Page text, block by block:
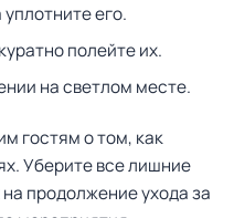
его.
полейте их.
на светлом месте.
гостям о том, как
Уберите все лишние
продолжение ухода за